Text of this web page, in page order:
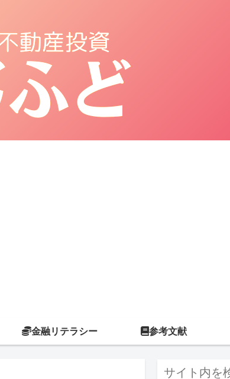
金融リテラシー 参考文献